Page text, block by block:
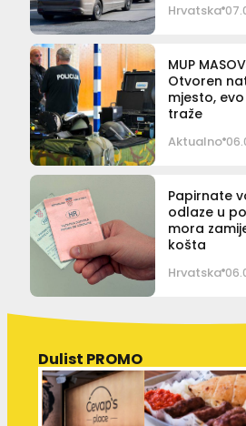
Hrvatska
MUP
Otvoren
mjesto,
traže
Aktualno
Papirnate
odlaze u
mora
košta
Hrvatska
Dulist PROMO